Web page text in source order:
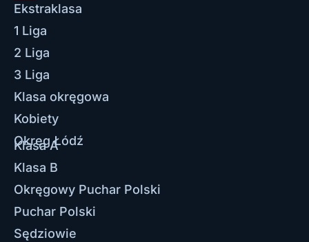
Ekstraklasa
1 Liga
2 Liga
3 Liga
Klasa okręgowa
Kobiety
Okręg Łódź
Klasa A
Klasa B
Okręgowy Puchar Polski
Puchar Polski
Sędziowie